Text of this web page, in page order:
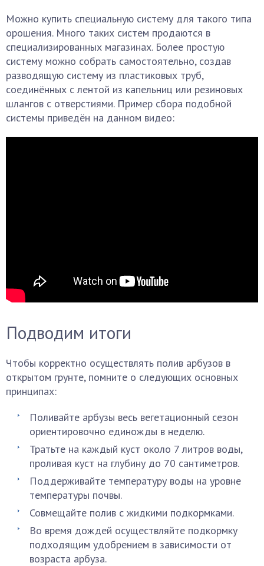
Можно купить специальную систему для такого типа
орошения. Много таких систем продаются в
специализированных магазинах. Более простую
систему можно собрать самостоятельно, создав
разводящую систему из пластиковых труб,
соединённых с лентой из капельниц или резиновых
шлангов с отверстиями. Пример сбора подобной
системы приведён на данном видео:
Подводим итоги
Чтобы корректно осуществлять полив арбузов в
открытом грунте, помните о следующих основных
принципах:
Поливайте арбузы весь вегетационный сезон
ориентировочно единожды в неделю.
Тратьте на каждый куст около 7 литров воды,
проливая куст на глубину до 70 сантиметров.
Поддерживайте температуру воды на уровне
температуры почвы.
Совмещайте полив с жидкими подкормками.
Во время дождей осуществляйте подкормку
подходящим удобрением в зависимости от
возраста арбуза.